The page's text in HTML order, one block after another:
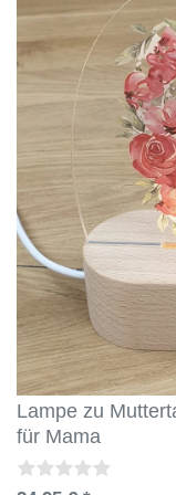
Lampe zu
für Mama